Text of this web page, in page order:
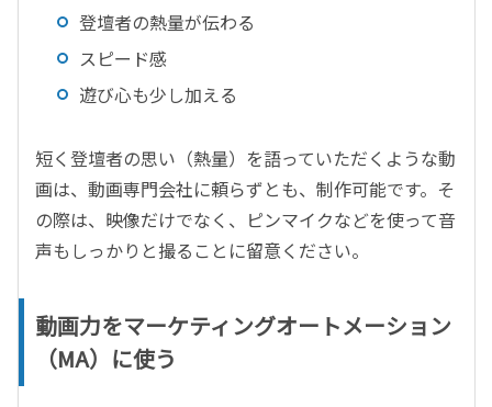
登壇者の熱量が伝わる
スピード感
遊び心も少し加える
短く登壇者の思い（熱量）を語っていただくような動
画は、動画専門会社に頼らずとも、制作可能です。そ
の際は、映像だけでなく、ピンマイクなどを使って音
声もしっかりと撮ることに留意ください。
動画力をマーケティングオートメーション
（MA）に使う